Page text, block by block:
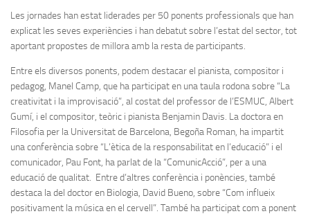
Les jornades han estat liderades per 50 ponents professionals que han
explicat les seves experiències i han debatut sobre l’estat del sector, tot
aportant propostes de millora amb la resta de participants.
Entre els diversos ponents, podem destacar el pianista, compositor i
pedagog, Manel Camp, que ha participat en una taula rodona sobre “La
creativitat i la improvisació”, al costat del professor de l’ESMUC, Albert
Gumí, i el compositor, teòric i pianista Benjamin Davis. La doctora en
Filosofia per la Universitat de Barcelona, Begoña Roman, ha impartit
una conferència sobre “L’ètica de la responsabilitat en l’educació” i el
comunicador, Pau Font, ha parlat de la “ComunicAcció”, per a una
educació de qualitat. Entre d’altres conferència i ponències, també
destaca la del doctor en Biologia, David Bueno, sobre “Com influeix
positivament la música en el cervell”. També ha participat com a ponent